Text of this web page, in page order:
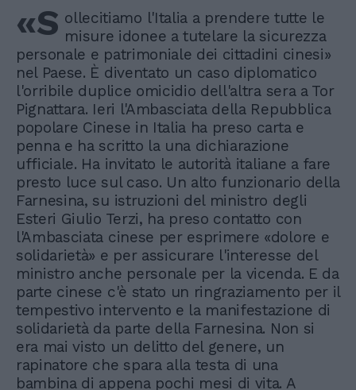
«S ollecitiamo l'Italia a prendere tutte le
misure idonee a tutelare la sicurezza
personale e patrimoniale dei cittadini cinesi»
nel Paese. È diventato un caso diplomatico
l'orribile duplice omicidio dell'altra sera a Tor
Pignattara. Ieri l'Ambasciata della Repubblica
popolare Cinese in Italia ha preso carta e
penna e ha scritto la una dichiarazione
ufficiale. Ha invitato le autorità italiane a fare
presto luce sul caso. Un alto funzionario della
Farnesina, su istruzioni del ministro degli
Esteri Giulio Terzi, ha preso contatto con
l'Ambasciata cinese per esprimere «dolore e
solidarietà» e per assicurare l'interesse del
ministro anche personale per la vicenda. E da
parte cinese c'è stato un ringraziamento per il
tempestivo intervento e la manifestazione di
solidarietà da parte della Farnesina. Non si
era mai visto un delitto del genere, un
rapinatore che spara alla testa di una
bambina di appena pochi mesi di vita. A